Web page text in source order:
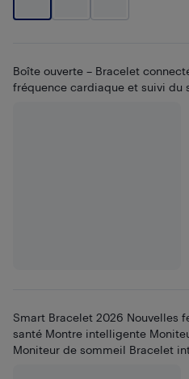
Boîte ouverte – Bracelet
fréquence cardiaque et suivi du
Smart Bracelet 2026 Nouvelles
santé Montre intelligente
Moniteur de sommeil Bracelet